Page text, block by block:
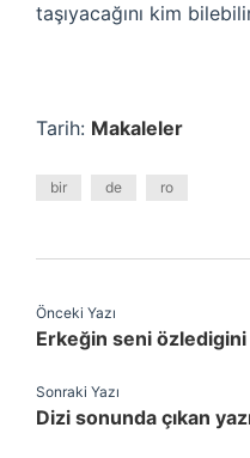
taşıyacağını kim
Tarih: Makaleler
bir de ro
Önceki Yazı
Erkeğin seni özledigini
Sonraki Yazı
Dizi sonunda çıkan